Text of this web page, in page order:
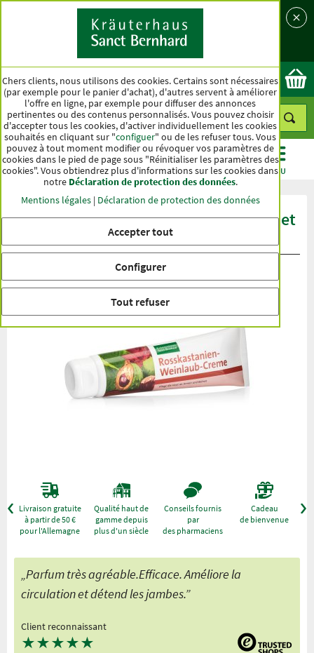
Pays
Ok
CATÉGORIES OFFRES BEST-SELLER MENU
Évaluation du produit Marron d’Inde et
Feuilles de Vigne Crème
Livraison gratuite
à partir de 50 €
pour l'Allemagne
Qualité haut de
gamme depuis
plus d'un siècle
Conseils fournis
par
des pharmaciens
Cadeau
de bienvenue
„Parfum très agréable.Efficace. Améliore la
circulation et détend les jambes.”
Client reconnaissant
★★★★★
Chers clients, nous utilisons des cookies. Certains sont nécessaires
(par exemple pour le panier d'achat), d'autres servent à améliorer
l'offre en ligne, par exemple pour diffuser des annonces
pertinentes ou des contenus personnalisés. Vous pouvez choisir
d'accepter tous les cookies, d'activer individuellement les cookies
souhaités en cliquant sur "configuer" ou de les refuser tous. Vous
pouvez à tout moment modifier ou révoquer vos paramètres de
cookies dans le pied de page sous "Réinitialiser les paramètres des
cookies". Vous obtiendrez plus d'informations sur les cookies dans
notre Déclaration de protection des données.
Mentions légales| Déclaration de protection des données
Accepter tout
Configurer
Tout refuser